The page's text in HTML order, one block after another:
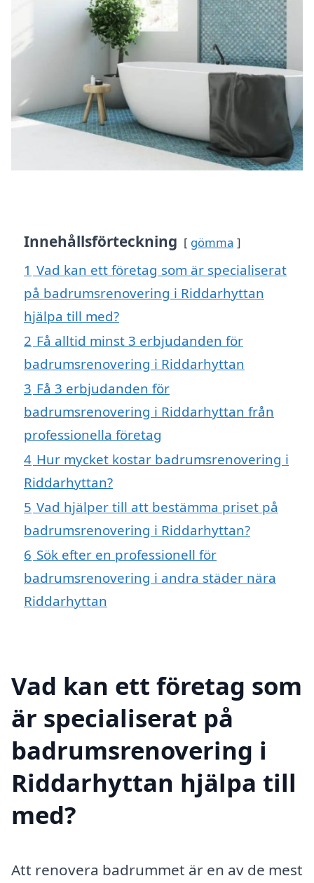
Innehållsförteckning gömma
1 Vad kan ett företag som är specialiserat
på badrumsrenovering i Riddarhyttan
hjälpa till med?
2 Få alltid minst 3 erbjudanden för
badrumsrenovering i Riddarhyttan
3 Få 3 erbjudanden för
badrumsrenovering i Riddarhyttan från
professionella företag
4 Hur mycket kostar badrumsrenovering i
Riddarhyttan?
5 Vad hjälper till att bestämma priset på
badrumsrenovering i Riddarhyttan?
6 Sök efter en professionell för
badrumsrenovering i andra städer nära
Riddarhyttan
Vad kan ett företag som
är specialiserat på
badrumsrenovering i
Riddarhyttan hjälpa till
med?
Att renovera badrummet är en av de mest